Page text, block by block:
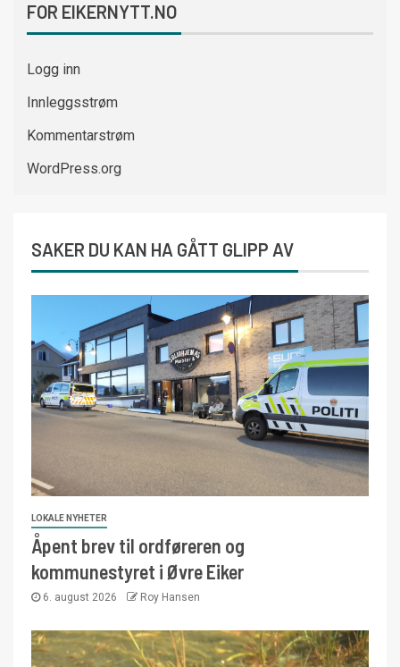
FOR EIKERNYTT.NO
Logg inn
Innleggsstrøm
Kommentarstrøm
WordPress.org
SAKER DU KAN HA GÅTT GLIPP AV
LOKALE NYHETER
Åpent brev til ordføreren og
kommunestyret i Øvre Eiker
6. august 2026 Roy Hansen